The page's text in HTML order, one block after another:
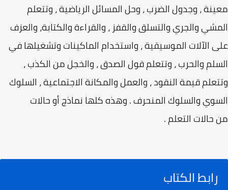
معينة ، وجدول الضرب ، وحل المسائل الرياضية ، وتتعلم
المشي والجري والتسلق والقفز ، والقراءة والكتابة، والعزف
على الآلات الموسيقية ، واستخدام الماكينات وتشغيلها في
السلم والحرب ، وتتعلم قول الصدق ، والخجل من الكذب ،
وتتعلم قيمة النقود ، والعمل والمكانة الاجتماعية ، السلوك
السوي والسلوك المنحرف . وهذه كلها نماذج أو حالات
من حالات التعلم .
رابط الكتاب